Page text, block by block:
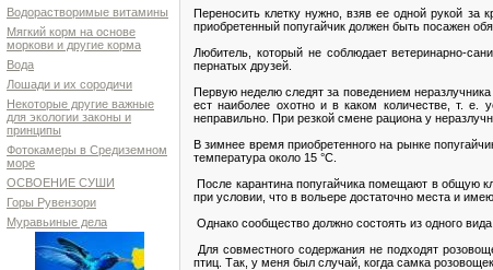
Водорастворимые витамины
Мягкий корм на основе
моркови и другие корма
Вода
Лошади и их сородичи
Некоторые другие важные
для экологии законы и
принципы
Фотокамеры в Средиземном
море
ОСВОЕНИЕ СУШИ
Горы Рувензори
Муравьиные дела
Переносить клетку нужно, взяв ее одной рукой за
приобретенный попугайчик должен быть посажен
Любитель, который не соблюдает ветеринарно-
пернатых друзей.
Первую неделю следят за поведением
ест наиболее охотно и в каком количестве, т. е.
неправильно. При резкой смене рациона у
В зимнее время приобретенного на рынке
температура около 15 °C.
После карантина попугайчика помещают в общую
при условии, что в вольере достаточно места и
Однако сообщество должно состоять из одного
Для совместного содержания не подходят
птиц. Так, у меня был случай, когда самка